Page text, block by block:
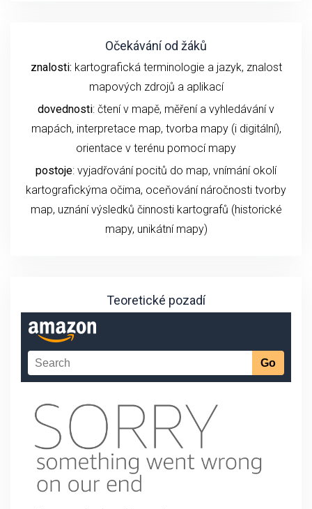
Očekávání od žáků
znalosti: kartografická terminologie a jazyk, znalost
mapových zdrojů a aplikací
dovednosti: čtení v mapě, měření a vyhledávání v
mapách, interpretace map, tvorba mapy (i digitální),
orientace v terénu pomocí mapy
postoje: vyjadřování pocitů do map, vnímání okolí
kartografickýma očima, oceňování náročnosti tvorby
map, uznání výsledků činnosti kartografů (historické
mapy, unikátní mapy)
Teoretické pozadí